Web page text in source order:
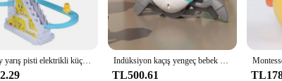
enjoyed in various scenarios. Children can engage in
brand with its timeless elegance and charm. The set includes
DIY ray yarış pisti elektrikli küçük ördek tırmanma merdiven oyuncak domuz aksiyon figürleri oyuncaklar müzik hız treni oyuncak çocuklar için hediye Indüksiyon kaçış yengeç bebek algılama elektrik Pet müzikli oyuncak kapalı öğrenmek ebeveyn interaktif oyuncaklar çocuklar erkek kız için hediyeler
TL500.61